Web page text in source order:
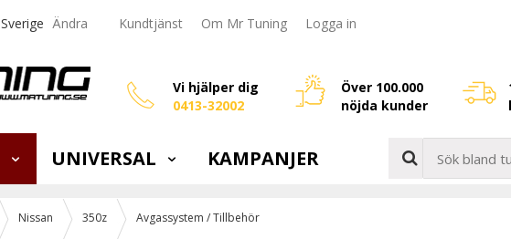
Sverige Ändra Kundtjänst Om Mr Tuning Logga in
Vi hjälper dig
0413-32002
Över 100.000
nöjda kunder
UNIVERSAL KAMPANJER
Nissan 350z Avgassystem / Tillbehör